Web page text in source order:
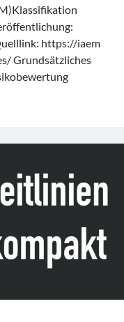
https://iaem
Grundsätzliches